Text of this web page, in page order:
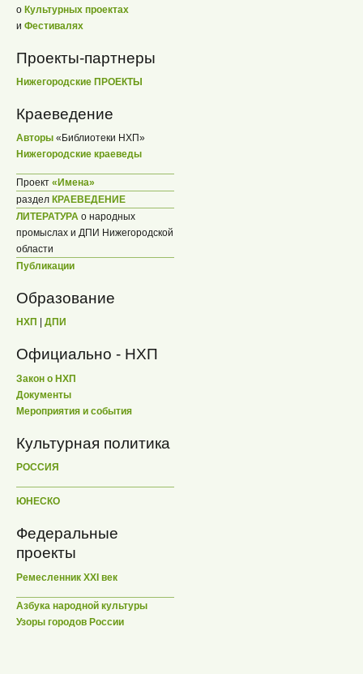
о Культурных проектах
и Фестивалях
Проекты-партнеры
Нижегородские ПРОЕКТЫ
Краеведение
Авторы «Библиотеки НХП»
Нижегородские краеведы
Проект «Имена»
раздел КРАЕВЕДЕНИЕ
ЛИТЕРАТУРА о народных
промыслах и ДПИ Нижегородской
области
Публикации
Образование
НХП ДПИ
Официально - НХП
Закон о НХП
Документы
Мероприятия и события
Культурная политика
РОССИЯ
ЮНЕСКО
Федеральные
проекты
Ремесленник XXI век
Азбука народной культуры
Узоры городов России